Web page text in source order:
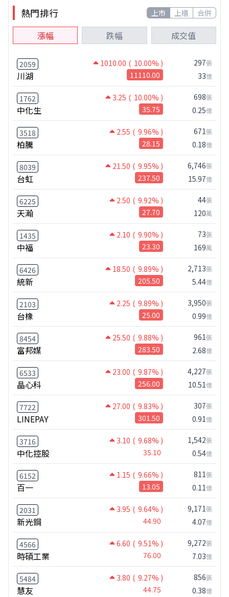
熱門排行 上市 上櫃 合併
漲幅 跌幅 成交值
2059 1010.00 ( 10.00% )
川湖 11110.00
297張
33億
1762 3.25 ( 10.00% )
中化生 35.75
698張
0.25億
3518 2.55 ( 9.96% )
柏騰 28.15
671張
0.18億
8039 21.50 ( 9.95% )
台虹 237.50
6,746張
15.97億
6225 2.50 ( 9.92% )
天瀚 27.70
44張
120萬
1435 2.10 ( 9.90% )
中福 23.30
73張
169萬
6426 18.50 ( 9.89% )
統新 205.50
2,713張
5.44億
2103 2.25 ( 9.89% )
台橡 25.00
3,950張
0.99億
8454 25.50 ( 9.88% )
富邦媒 283.50
961張
2.68億
6533 23.00 ( 9.87% )
晶心科 256.00
4,227張
10.51億
7722 27.00 ( 9.83% )
LINEPAY 301.50
307張
0.91億
3716 3.10 ( 9.68% )
中化控股 35.10
1,542張
0.54億
6152 1.15 ( 9.66% )
百一 13.05
811張
0.11億
2031 3.95 ( 9.64% )
新光鋼 44.90
9,171張
4.07億
4566 6.60 ( 9.51% )
時碩工業 76.00
9,272張
7.03億
5484 3.80 ( 9.27% )
慧友 44.75
856張
0.38億